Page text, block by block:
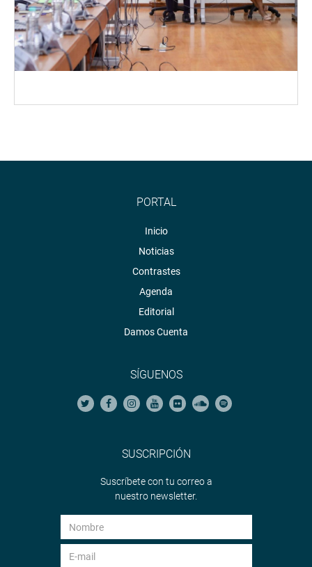
PORTAL
Inicio
Noticias
Contrastes
Agenda
Editorial
Damos Cuenta
SÍGUENOS
SUSCRIPCIÓN
Suscríbete con tu correo a
nuestro newsletter.